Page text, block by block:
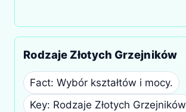
Rodzaje Złotych Grzejników
Fact: Wybór kształtów i mocy.
Key: Rodzaje Złotych Grzejników